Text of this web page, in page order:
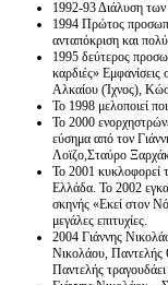
1992-93 Διάλυση
1994 Πρώτος
ανταπόκριση και
1995 δεύτερος
καρδιές»
Αλκαίου (Ίχνος),
Το 1998 μελοποιεί
Το 2000
εύσημα από τον
Λοϊζο,Σταύρο
Το 2001 κυκλοφορεί
Ελλάδα. Το 2002
σκηνής «Εκεί στον
μεγάλες επιτυχίες.
2004 Γιάννης
Νικολάου, Παντελής
Παντελής